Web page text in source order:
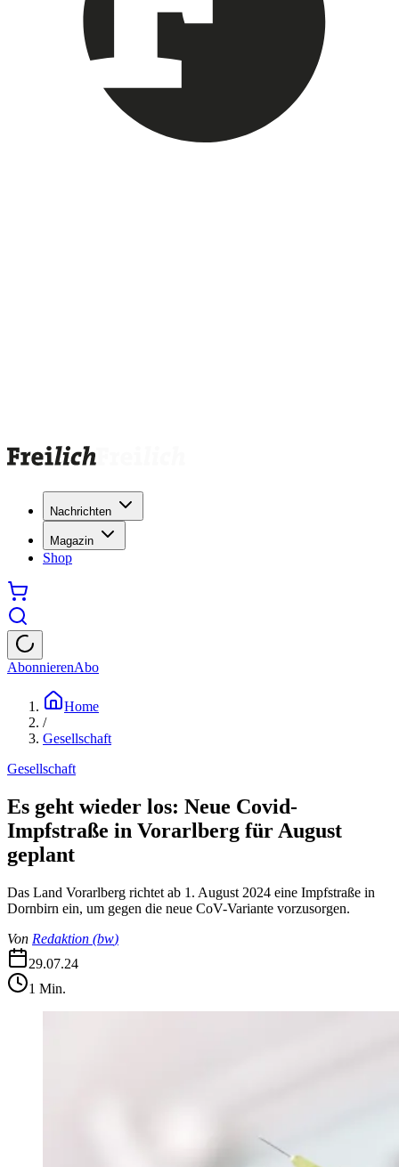
Nachrichten
Magazin
Shop
AbonnierenAbo
Home
/
Gesellschaft
Gesellschaft
Es geht wieder los: Neue Covid-
Impfstraße in Vorarlberg für August
geplant
Das Land Vorarlberg richtet ab 1. August 2024 eine Impfstraße in
Dornbirn ein, um gegen die neue CoV-Variante vorzusorgen.
Von Redaktion (bw)
29.07.24
1 Min.